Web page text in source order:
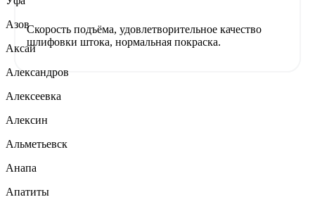
Скорость подъёма, удовлетворительное качество
шлифовки штока, нормальная покраска.
Азов
Аксай
Александров
Алексеевка
Алексин
Альметьевск
Анапа
Апатиты